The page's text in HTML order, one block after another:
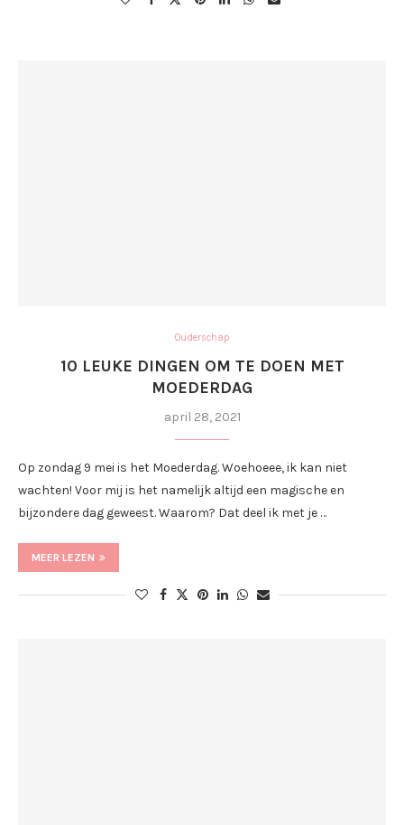
Ouderschap
10 LEUKE DINGEN OM TE DOEN MET
MOEDERDAG
april 28, 2021
Op zondag 9 mei is het Moederdag. Woehoeee, ik kan niet
wachten! Voor mij is het namelijk altijd een magische en
bijzondere dag geweest. Waarom? Dat deel ik met je …
MEER LEZEN